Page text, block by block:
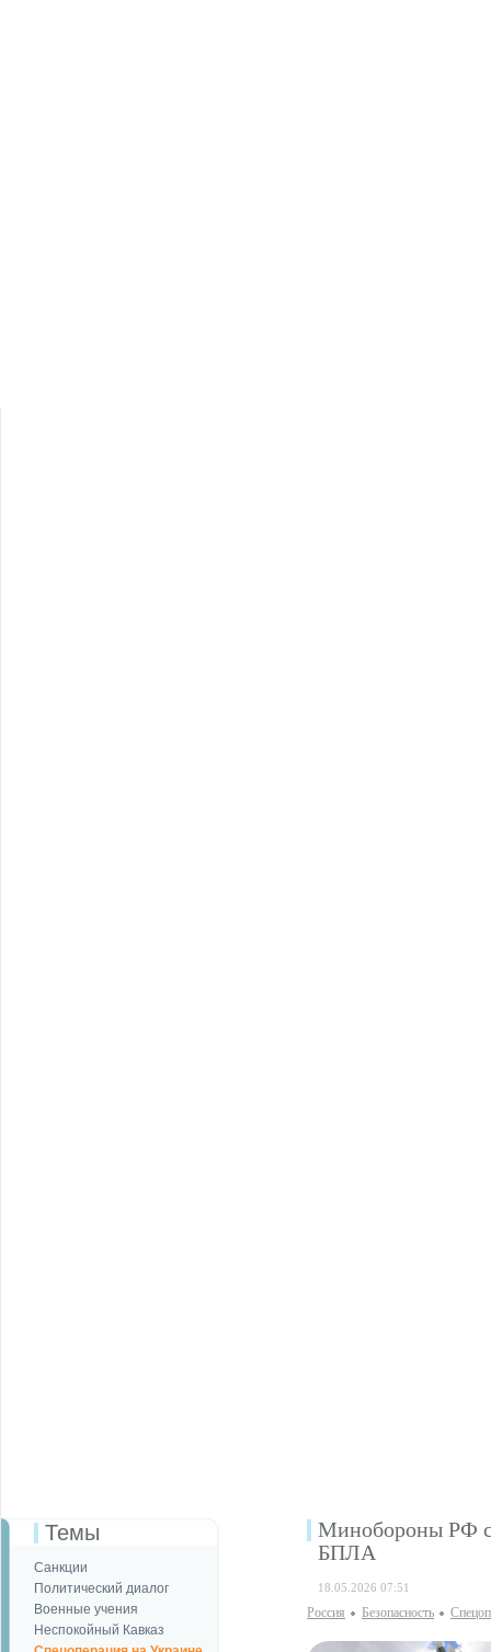
Темы
Санкции
Политический диалог
Военные учения
Неспокойный Кавказ
Минобороны РФ
БПЛА
18.05.2026 07:51
Россия Безопаcность